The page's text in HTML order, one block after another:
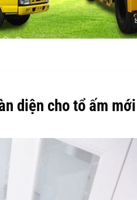
diện cho tổ ấm mới